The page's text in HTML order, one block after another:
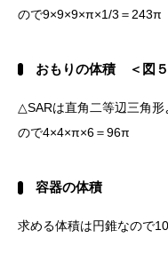
ので9×9×9×π×1/3＝243π
おもりの体積 ＜図５
△SARは直角二等辺三角
ので4×4×π×6＝96π
容器の体積
求める体積は円錐なので